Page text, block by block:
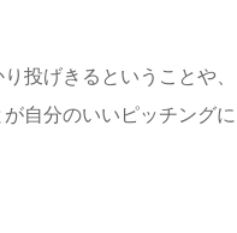
投げきるということや、
自分のいいピッチングに